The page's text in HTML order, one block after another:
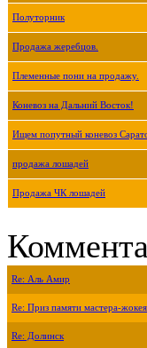
Полуторник
Продажа жеребцов.
Племенные пони на продажу.
Коневоз на Дальний Восток!
Ищем попутный коневоз
продажа лошадей
Продажа ЧК лошадей
Re: Аль Амир
Re: Приз памяти мастера-
Re: Долинск